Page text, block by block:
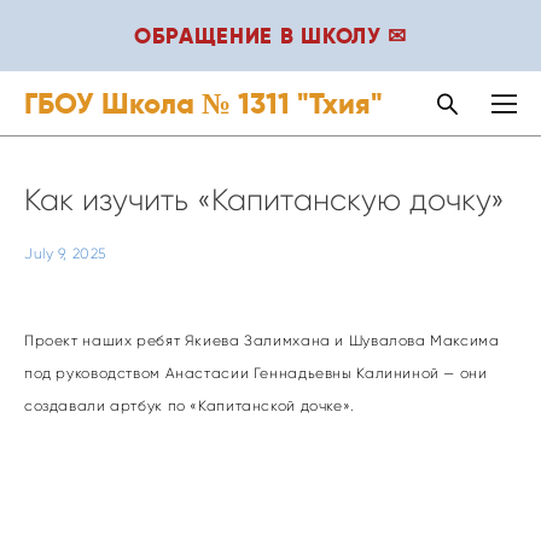
ОБРАЩЕНИЕ В ШКОЛУ ✉
ГБОУ Школа № 1311 "Тхия"
July 9, 2025
Как изучить «Капитанскую дочку»
Проект наших ребят Якиева Залимхана и Шувалова Максима
под руководством Анастасии Геннадьевны Калининой — они
создавали артбук по «Капитанской дочке».